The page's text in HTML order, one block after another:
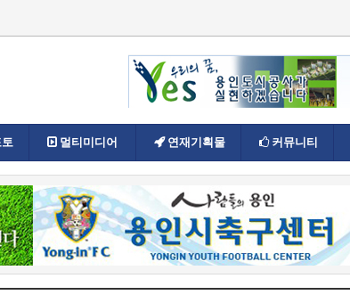
멀티미디어 연재기획물 커뮤니티